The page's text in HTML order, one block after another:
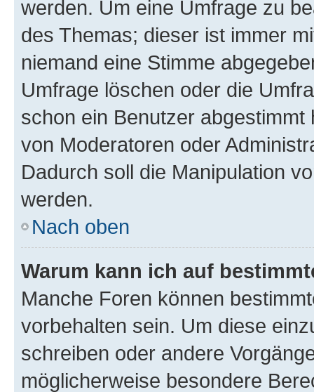
werden. Um eine Umfrage zu
des Themas; dieser ist immer
niemand eine Stimme
Umfrage löschen oder die
schon ein Benutzer
von Moderatoren oder
Dadurch soll die Manipulation
werden.
Nach oben
Warum kann ich auf
Manche Foren können
vorbehalten sein. Um diese
schreiben oder andere
möglicherweise besondere